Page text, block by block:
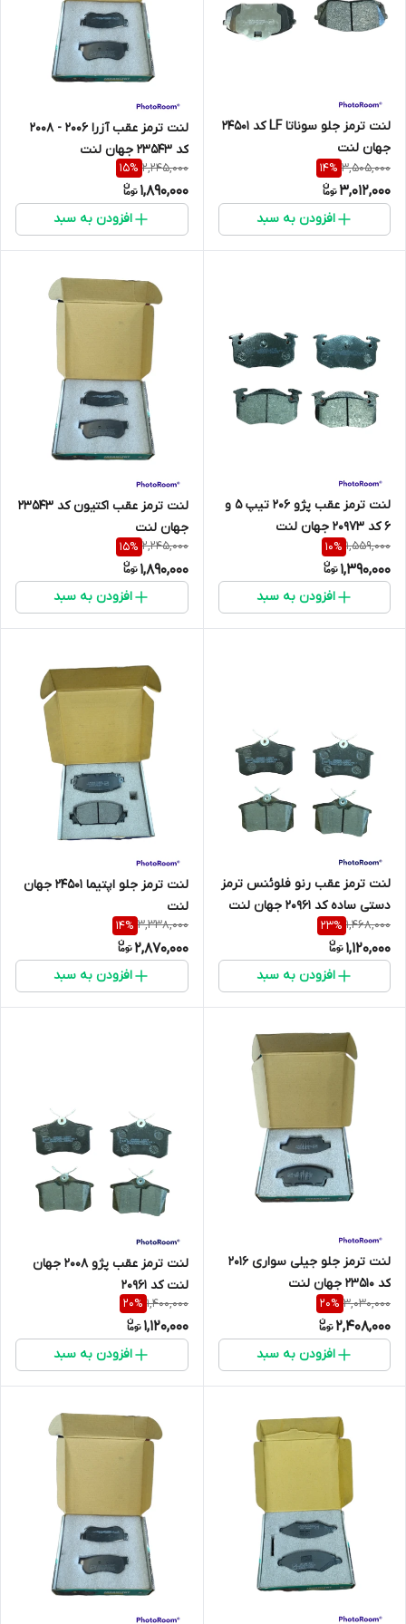
لنت ترمز جلو سوناتا LF کد 24501
جهان لنت
3,505,000
14%
3,012,000
افزودن به سبد
لنت ترمز عقب آزرا 2006 - 2008
کد 23543 جهان لنت
2,245,000
15%
1,890,000
افزودن به سبد
لنت ترمز عقب پژو 206 تیپ 5 و
6 کد 20973 جهان لنت
1,559,000
10%
1,390,000
افزودن به سبد
لنت ترمز عقب اکتیون کد 23543
جهان لنت
2,245,000
15%
1,890,000
افزودن به سبد
لنت ترمز عقب رنو فلوئنس ترمز
دستی ساده کد 20961 جهان لنت
1,468,000
23%
1,120,000
افزودن به سبد
لنت ترمز جلو اپتیما 24501 جهان
لنت
3,338,000
14%
2,870,000
افزودن به سبد
لنت ترمز جلو جیلی سواری 2016
کد 23510 جهان لنت
3,030,000
20%
2,408,000
افزودن به سبد
لنت ترمز عقب پژو 2008 جهان
لنت کد 20961
1,400,000
20%
1,120,000
افزودن به سبد